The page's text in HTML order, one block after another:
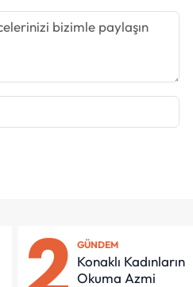
GÜNDEM
Konaklı Kadınların
Okuma Azmi